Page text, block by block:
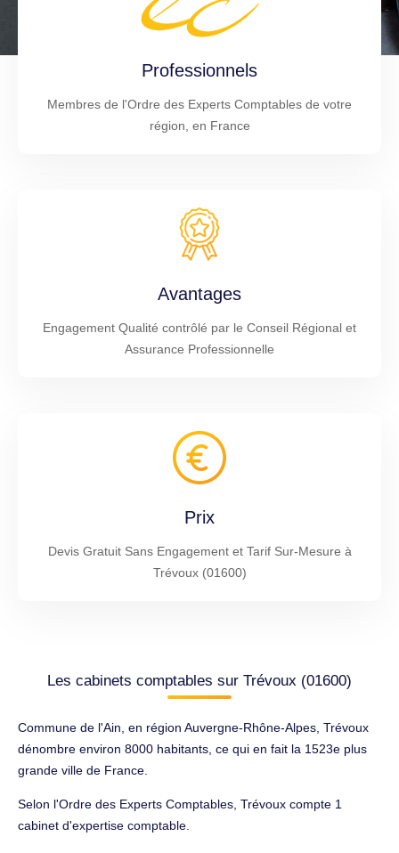
Professionnels
Membres de l'Ordre des Experts Comptables de votre
région, en France
Avantages
Engagement Qualité contrôlé par le Conseil Régional et
Assurance Professionnelle
Prix
Devis Gratuit Sans Engagement et Tarif Sur-Mesure à
Trévoux (01600)
Les cabinets comptables sur Trévoux (01600)
Commune de l'Ain, en région Auvergne-Rhône-Alpes, Trévoux
dénombre environ 8000 habitants, ce qui en fait la 1523e plus
grande ville de France.
Selon l'Ordre des Experts Comptables, Trévoux compte 1
cabinet d'expertise comptable.